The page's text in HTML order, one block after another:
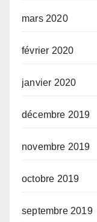
mars 2020
février 2020
janvier 2020
décembre 2019
novembre 2019
octobre 2019
septembre 2019